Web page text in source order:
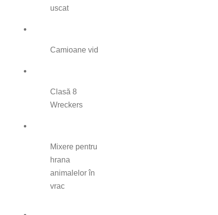
uscat
Camioane vid
Clasă 8
Wreckers
Mixere pentru
hrana
animalelor în
vrac